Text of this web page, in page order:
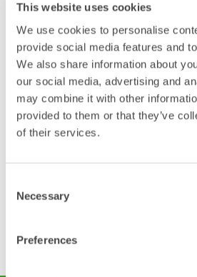
This website uses cookies
We use cookies to personalise
provide social media features and
We also share information about
our social media, advertising and
may combine it with other
provided to them or that they’ve
of their services.
Selection
Necessary
Preferences
Registrera din
och/eller
att få en förlängd
Garantin kan förlängas utan
eller 3200 timmar, beroende på
den har tagits i bruk. Det krävs
underhållsschemat enligt
produktregistreringsformuläret